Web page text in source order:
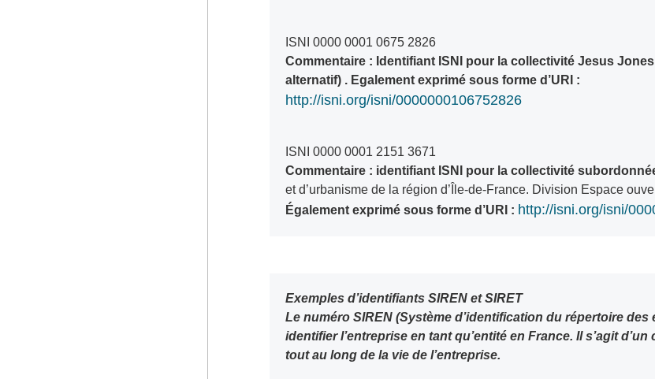
ISNI 0000 0001 0675 2826
Commentaire : Identifiant ISNI pour la collectivité Jesus
alternatif) . Egalement exprimé sous forme d’URI :
http://isni.org/isni/0000000106752826
ISNI 0000 0001 2151 3671
Commentaire : identifiant ISNI pour la collectivité
et d’urbanisme de la région d’Île-de-France. Division Espace
Également exprimé sous forme d’URI : http://isni.org/isni/
Exemples d’identifiants SIREN et SIRET
Le numéro SIREN (Système d’identification du répertoire des
identifier l’entreprise en tant qu’entité en France. Il s’agit
tout au long de la vie de l’entreprise.